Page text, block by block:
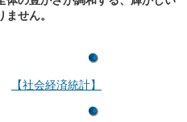
せん。
【社会経済統計】